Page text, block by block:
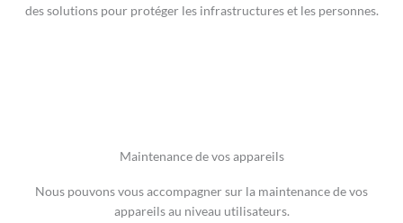
des solutions pour protéger les infrastructures et les personnes.
Maintenance de vos appareils
Nous pouvons vous accompagner sur la maintenance de vos
appareils au niveau utilisateurs.